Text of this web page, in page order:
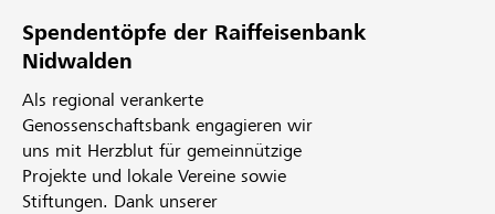
Spendentöpfe der Raiffeisenbank
Nidwalden
Als regional verankerte
Genossenschaftsbank engagieren wir
uns mit Herzblut für gemeinnützige
Projekte und lokale Vereine sowie
Stiftungen. Dank unserer